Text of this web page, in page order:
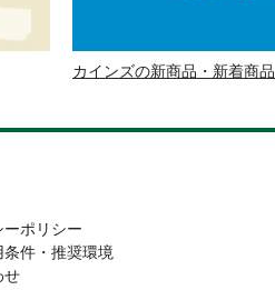
カインズの新商品・新着商品
ーポリシー
件・推奨環境
せ